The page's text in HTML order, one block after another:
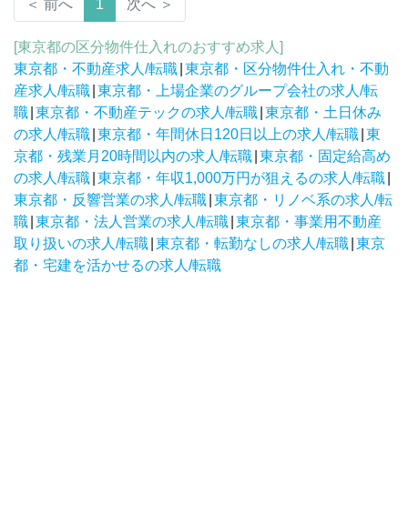
＜ 前へ 1 次へ ＞
[東京都の区分物件仕入れのおすすめ求人]
東京都・不動産求人/転職 東京都・区分物件仕入れ・不動
産求人/転職 東京都・上場企業のグループ会社の求人/転
職 東京都・不動産テックの求人/転職 東京都・土日休み
の求人/転職 東京都・年間休日120日以上の求人/転職 東
京都・残業月20時間以内の求人/転職 東京都・固定給高め
の求人/転職 東京都・年収1,000万円が狙えるの求人/転職
東京都・反響営業の求人/転職 東京都・リノベ系の求人/転
職 東京都・法人営業の求人/転職 東京都・事業用不動産
取り扱いの求人/転職 東京都・転勤なしの求人/転職 東京
都・宅建を活かせるの求人/転職